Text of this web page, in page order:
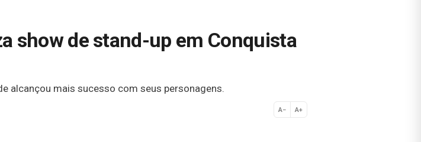
show de stand-up em Conquista
alcançou mais sucesso com seus personagens.
A− A+
Normal